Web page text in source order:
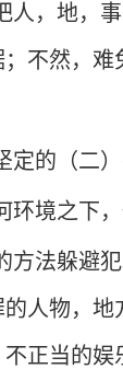
人，地，
不然，难
定的（二
境之下，
方法躲避
的人物，地
正当的